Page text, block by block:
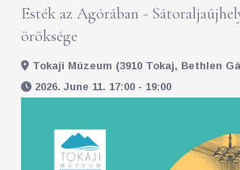
Esték az Agórában -
öröksége
Tokaji Múzeum (3910 Tokaj, Bethlen
2026. June 11. 17:00 - 19:00